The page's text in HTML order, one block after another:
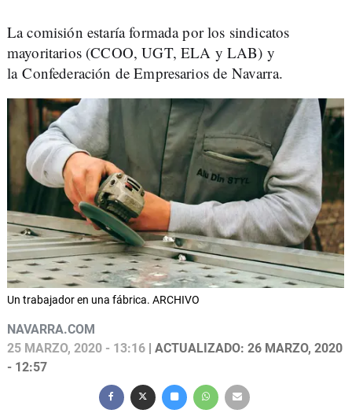
La comisión estaría formada por los sindicatos
mayoritarios (CCOO, UGT, ELA y LAB) y
la Confederación de Empresarios de Navarra.
Un trabajador en una fábrica. ARCHIVO
NAVARRA.COM
25 MARZO, 2020 - 13:16 | ACTUALIZADO: 26 MARZO, 2020
- 12:57